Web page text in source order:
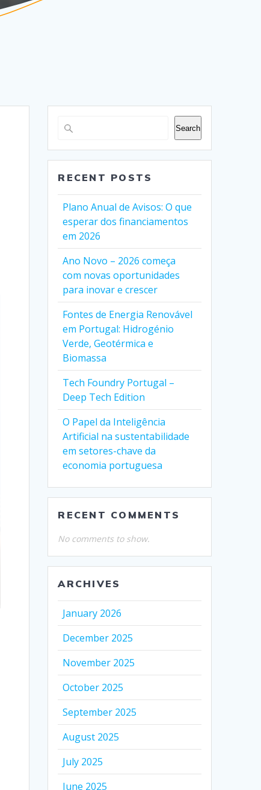
Search
RECENT POSTS
Plano Anual de Avisos: O que
esperar dos financiamentos
em 2026
Ano Novo – 2026 começa
com novas oportunidades
para inovar e crescer
Fontes de Energia Renovável
em Portugal: Hidrogénio
Verde, Geotérmica e
Biomassa
Tech Foundry Portugal –
Deep Tech Edition
O Papel da Inteligência
Artificial na sustentabilidade
em setores-chave da
economia portuguesa
RECENT COMMENTS
No comments to show.
ARCHIVES
January 2026
December 2025
November 2025
October 2025
September 2025
August 2025
July 2025
June 2025